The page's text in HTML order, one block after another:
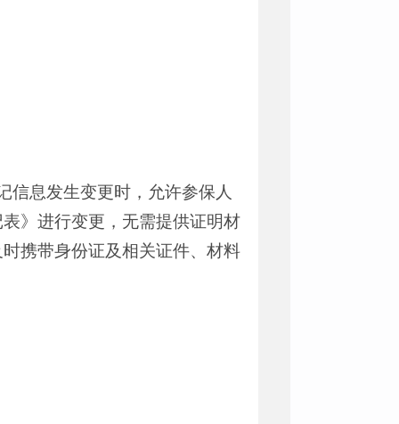
信息发生变更时，允许参保人
》进行变更，无需提供证明材
携带身份证及相关证件、材料